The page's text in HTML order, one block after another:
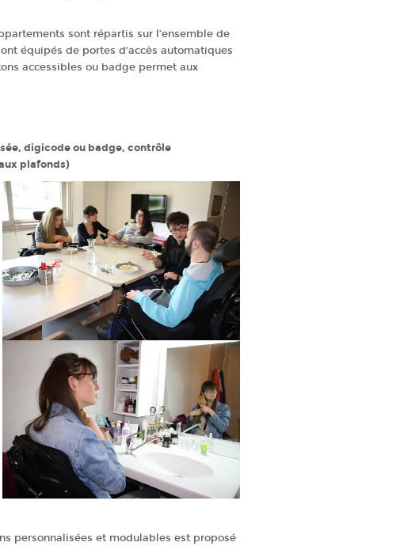
sont répartis sur l’ensemble de
équipés de portes d’accès automatiques
accessibles ou badge permet aux
digicode ou badge, contrôle
plafonds)
personnalisées et modulables est proposé